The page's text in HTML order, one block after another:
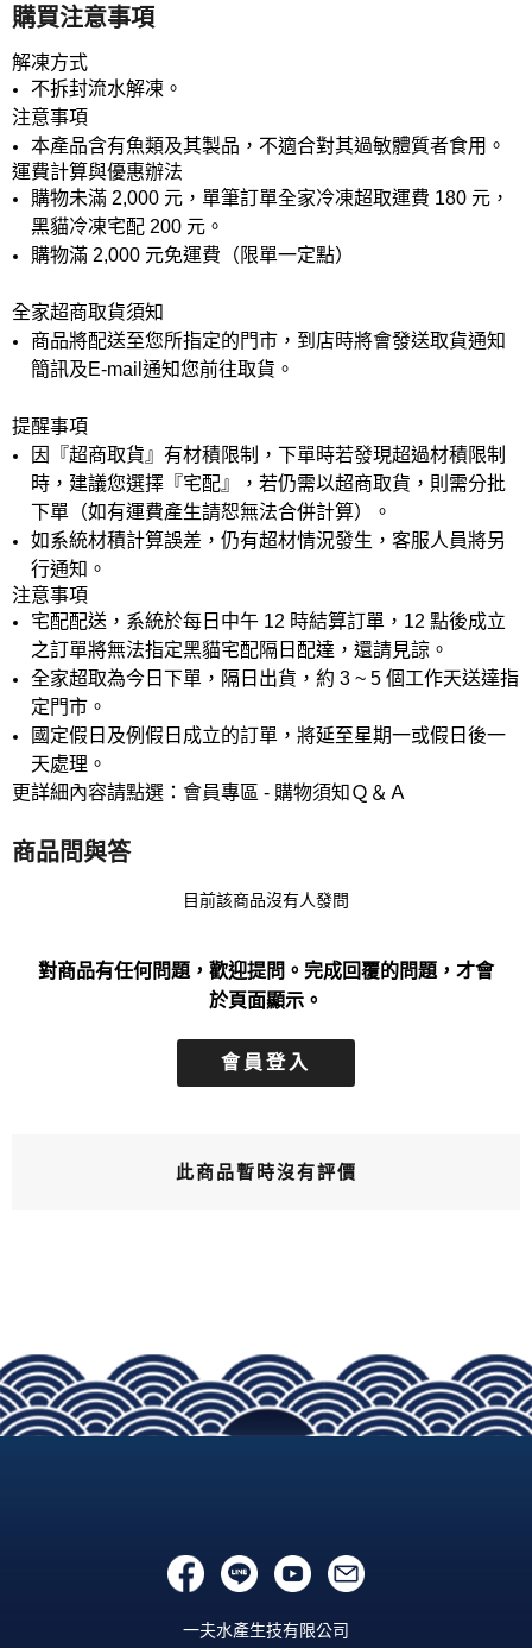
購買注意事項
解凍方式
不拆封流水解凍。
注意事項
本產品含有魚類及其製品，不適合對其過敏體質者食用。
運費計算與優惠辦法
購物未滿 2,000 元，單筆訂單全家冷凍超取運費 180 元，
黑貓冷凍宅配 200 元。
購物滿 2,000 元免運費（限單一定點）
全家超商取貨須知
商品將配送至您所指定的門市，到店時將會發送取貨通知
簡訊及E-mail通知您前往取貨。
提醒事項
因『超商取貨』有材積限制，下單時若發現超過材積限制
時，建議您選擇『宅配』，若仍需以超商取貨，則需分批
下單（如有運費產生請恕無法合併計算）。
如系統材積計算誤差，仍有超材情況發生，客服人員將另
行通知。
注意事項
宅配配送，系統於每日中午 12 時結算訂單，12 點後成立
之訂單將無法指定黑貓宅配隔日配達，還請見諒。
全家超取為今日下單，隔日出貨，約 3 ~ 5 個工作天送達指
定門市。
國定假日及例假日成立的訂單，將延至星期一或假日後一
天處理。
更詳細內容請點選：會員專區 - 購物須知Ｑ＆Ａ
商品問與答
目前該商品沒有人發問
對商品有任何問題，歡迎提問。完成回覆的問題，才會
於頁面顯示。
會員登入
此商品暫時沒有評價
一夫水產生技有限公司